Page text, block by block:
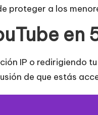
proteger a los
en
IP o redirigiendo
de que estás